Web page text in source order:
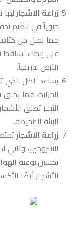
زراعة الاشجارلها
حيوياً في تنظيم
مما يقلل من
على إبطاء تساقط
الأرض تدريجياً.
يساعد الظل الذي
الحرارة، مما
التبخر تطلق
البيئة المحيطة.
زراعة الاشجار
النيتروجين، وثاني
تحسين نوعية
الأشجار أيضًا